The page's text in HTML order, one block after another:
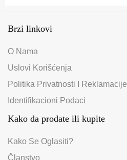
Brzi linkovi
O Nama
Uslovi Korišćenja
Politika Privatnosti I Reklamacije
Identifikacioni Podaci
Kako da prodate ili kupite
Kako Se Oglasiti?
Članstvo